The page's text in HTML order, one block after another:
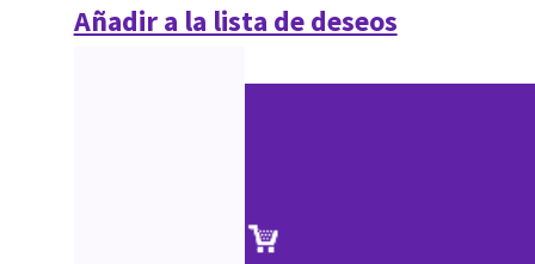
Añadir a la lista de deseos